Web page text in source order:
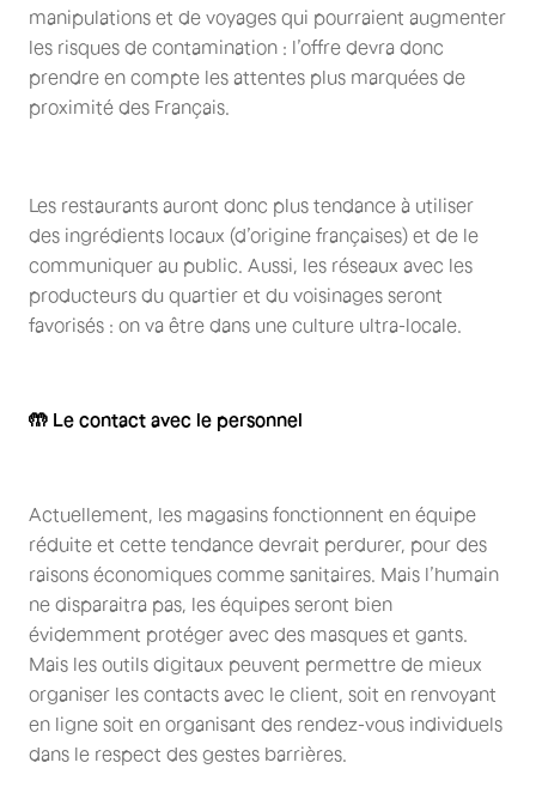
manipulations et de voyages qui pourraient augmenter
les risques de contamination : l’offre devra donc
prendre en compte les attentes plus marquées de
proximité des Français.
Les restaurants auront donc plus tendance à utiliser
des ingrédients locaux (d’origine françaises) et de le
communiquer au public. Aussi, les réseaux avec les
producteurs du quartier et du voisinages seront
favorisés : on va être dans une culture ultra-locale.
🤲 Le contact avec le personnel
Actuellement, les magasins fonctionnent en équipe
réduite et cette tendance devrait perdurer, pour des
raisons économiques comme sanitaires. Mais l’humain
ne disparaitra pas, les équipes seront bien
évidemment protéger avec des masques et gants.
Mais les outils digitaux peuvent permettre de mieux
organiser les contacts avec le client, soit en renvoyant
en ligne soit en organisant des rendez-vous individuels
dans le respect des gestes barrières.